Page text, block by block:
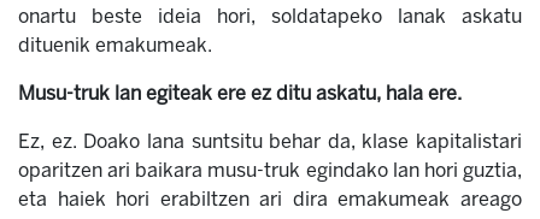
onartu beste ideia hori, soldatapeko lanak askatu
dituenik emakumeak.
Musu-truk lan egiteak ere ez ditu askatu, hala ere.
Ez, ez. Doako lana suntsitu behar da, klase kapitalistari
oparitzen ari baikara musu-truk egindako lan hori guztia,
eta haiek hori erabiltzen ari dira emakumeak areago